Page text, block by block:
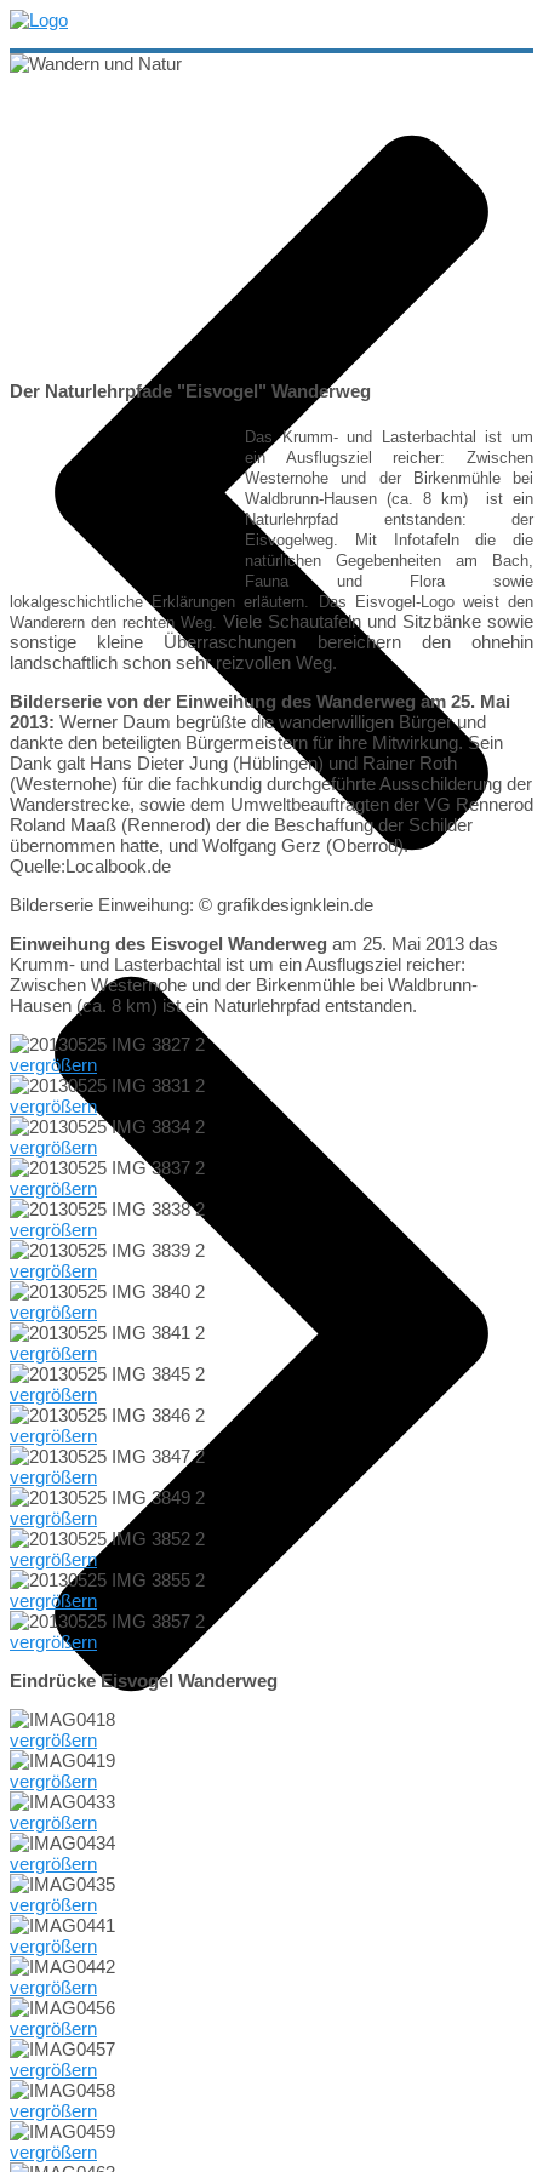
Der Naturlehrpfade "Eisvogel" Wanderweg
Das Krumm- und Lasterbachtal ist um
ein Ausflugsziel reicher: Zwischen
Westernohe und der Birkenmühle bei
Waldbrunn-Hausen (ca. 8 km) ist ein
Naturlehrpfad entstanden: der
Eisvogelweg. Mit Infotafeln die die
natürlichen Gegebenheiten am Bach,
Fauna und Flora sowie
lokalgeschichtliche Erklärungen erläutern.
Das Eisvogel-Logo weist den
Wanderern den rechten Weg. Viele Schautafeln und Sitzbänke sowie
sonstige kleine Überraschungen bereichern den ohnehin
landschaftlich schon sehr reizvollen Weg.
Bilderserie von der Einweihung des Wanderweg am 25. Mai
2013: Werner Daum begrüßte die wanderwilligen Bürger und
dankte den beteiligten Bürgermeistern für ihre Mitwirkung. Sein
Dank galt Hans Dieter Jung (Hüblingen) und Rainer Roth
(Westernohe) für die fachkundig durchgeführte Ausschilderung der
Wanderstrecke, sowie dem Umweltbeauftragten der VG Rennerod
Roland Maaß (Rennerod) der die Beschaffung der Schilder
übernommen hatte, und Wolfgang Gerz (Oberrod).
Quelle:Localbook.de
Bilderserie Einweihung: © grafikdesignklein.de
Einweihung des Eisvogel Wanderweg am 25. Mai 2013 das
Krumm- und Lasterbachtal ist um ein Ausflugsziel reicher:
Zwischen Westernohe und der Birkenmühle bei Waldbrunn-
Hausen (ca. 8 km) ist ein Naturlehrpfad entstanden.
vergrößern
vergrößern
vergrößern
vergrößern
vergrößern
vergrößern
vergrößern
vergrößern
vergrößern
vergrößern
vergrößern
vergrößern
vergrößern
vergrößern
vergrößern
Eindrücke Eisvogel Wanderweg
vergrößern
vergrößern
vergrößern
vergrößern
vergrößern
vergrößern
vergrößern
vergrößern
vergrößern
vergrößern
vergrößern